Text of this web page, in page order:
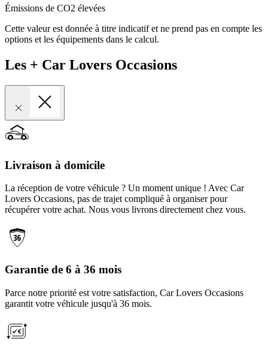
Émissions de CO2 élevées
Cette valeur est donnée à titre indicatif et ne prend pas en compte les
options et les équipements dans le calcul.
Les + Car Lovers Occasions
Livraison à domicile
La réception de votre véhicule ? Un moment unique ! Avec Car
Lovers Occasions, pas de trajet compliqué à organiser pour
récupérer votre achat. Nous vous livrons directement chez vous.
Garantie de 6 à 36 mois
Parce notre priorité est votre satisfaction, Car Lovers Occasions
garantit votre véhicule jusqu'à 36 mois.